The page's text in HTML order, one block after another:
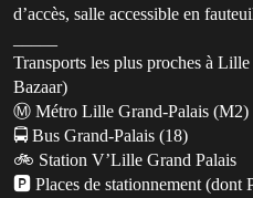
d’accès, salle accessible en
Transports les plus proches à
Bazaar)
Ⓜ️ Métro Lille Grand-Palais (M2)
🚍 Bus Grand-Palais (18)
🚲 Station V’Lille Grand Palais
🅿️ Places de stationnement (dont